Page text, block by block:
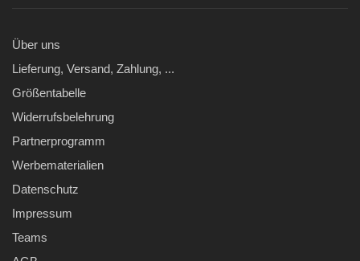
Über uns
Lieferung, Versand, Zahlung, ...
Größentabelle
Widerrufsbelehrung
Partnerprogramm
Werbematerialien
Datenschutz
Impressum
Teams